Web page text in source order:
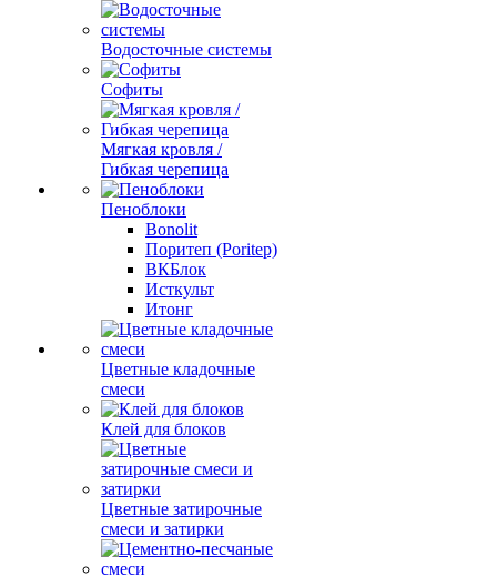
Водосточные системы
Софиты
Мягкая кровля /
Гибкая черепица
Пеноблоки
Bonolit
Поритеп (Poritep)
ВКБлок
Исткульт
Итонг
Цветные кладочные
смеси
Клей для блоков
Цветные затирочные
смеси и затирки